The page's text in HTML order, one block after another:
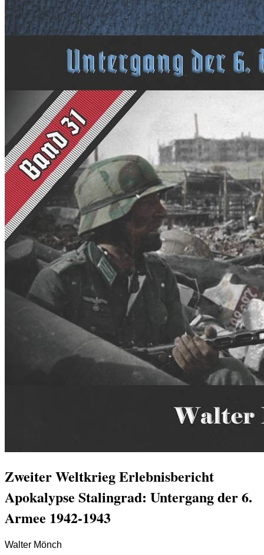
Zweiter Weltkrieg Erlebnisbericht
Apokalypse Stalingrad: Untergang der 6.
Armee 1942-1943
Walter Mönch